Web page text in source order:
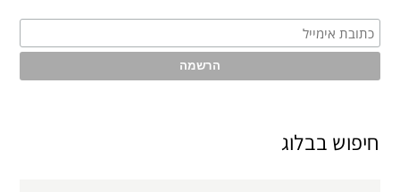
חיפוש בבלוג